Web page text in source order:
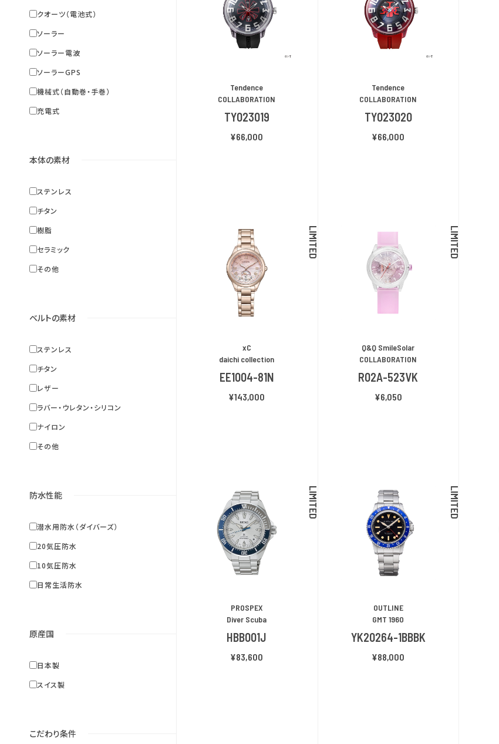
クオーツ（電池式）
ソーラー
ソーラー電波
ソーラーGPS
機械式（自動巻・手巻）
充電式
本体の素材
ステンレス
チタン
樹脂
セラミック
その他
ベルトの素材
ステンレス
チタン
レザー
ラバー・ウレタン・シリコン
ナイロン
その他
防水性能
潜水用防水（ダイバーズ）
20気圧防水
10気圧防水
日常生活防水
原産国
日本製
スイス製
こだわり条件バックライト
Tendence
COLLABORATION
TY023019
¥66,000
Tendence
COLLABORATION
TY023020
¥66,000
LIMITED
xC
daichi collection
EE1004-81N
¥143,000
LIMITED
Q&Q SmileSolar
COLLABORATION
R02A-523VK
¥6,050
LIMITED
PROSPEX
Diver Scuba
HBB001J
¥83,600
LIMITED
OUTLINE
GMT 1960
YK20264-1BBBK
¥88,000